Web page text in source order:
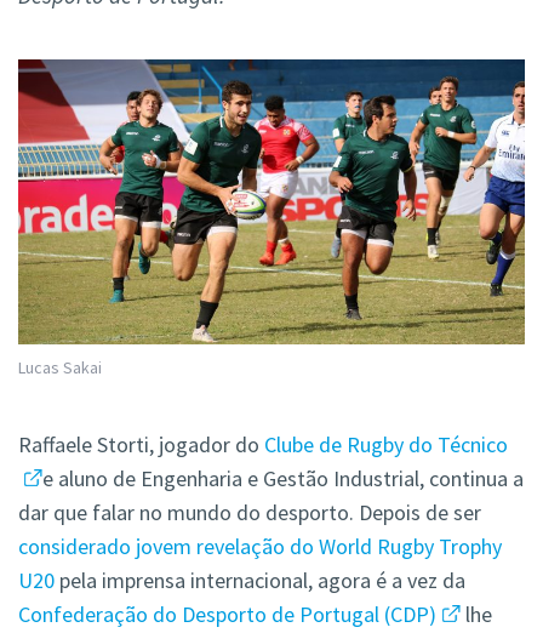
Lucas Sakai
Raffaele Storti, jogador do Clube de Rugby do Técnico
e aluno de Engenharia e Gestão Industrial, continua a
dar que falar no mundo do desporto. Depois de ser
considerado jovem revelação do World Rugby Trophy
U20 pela imprensa internacional, agora é a vez da
Confederação do Desporto de Portugal (CDP)
lhe